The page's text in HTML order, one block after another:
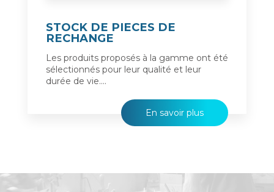
STOCK DE PIECES DE
RECHANGE
Les produits proposés à la gamme ont été
sélectionnés pour leur qualité et leur
durée de vie....
En savoir plus